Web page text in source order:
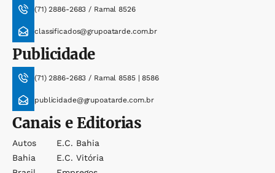
(71) 2886-2683 / Ramal 8526
classificados@grupoatarde.com.br
Publicidade
(71) 2886-2683 / Ramal 8585 | 8586
publicidade@grupoatarde.com.br
Canais e Editorias
Autos
Bahia
E.c. Bahia
E.c. Vitória